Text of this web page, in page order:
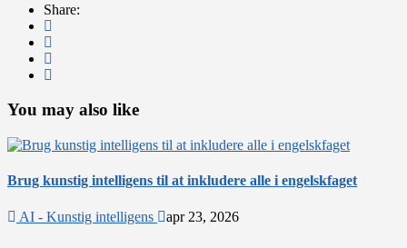
Share:
You may also like
Brug kunstig intelligens til at inkludere alle i engelskfaget
AI - Kunstig intelligens apr 23, 2026